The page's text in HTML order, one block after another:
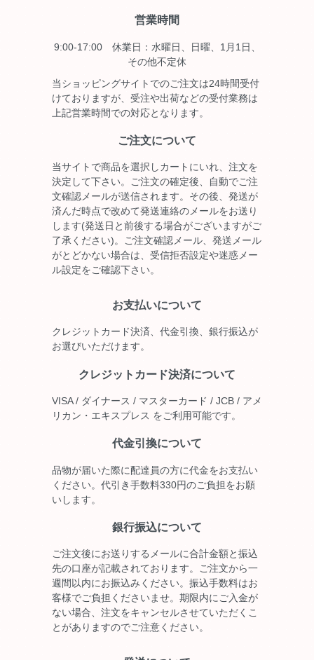
営業時間
9:00-17:00 休業日：水曜日、日曜、1月1日、
その他不定休
当ショッピングサイトでのご注文は24時間受付
けておりますが、受注や出荷などの受付業務は
上記営業時間での対応となります。
ご注文について
当サイトで商品を選択しカートにいれ、注文を
決定して下さい。ご注文の確定後、自動でご注
文確認メールが送信されます。その後、発送が
済んだ時点で改めて発送連絡のメールをお送り
します(発送日と前後する場合がございますがご
了承ください)。ご注文確認メール、発送メール
がとどかない場合は、受信拒否設定や迷惑メー
ル設定をご確認下さい。
お支払いについて
クレジットカード決済、代金引換、銀行振込が
お選びいただけます。
クレジットカード決済について
VISA / ダイナース / マスターカード / JCB / アメ
リカン・エキスプレス をご利用可能です。
代金引換について
品物が届いた際に配達員の方に代金をお支払い
ください。代引き手数料330円のご負担をお願
いします。
銀行振込について
ご注文後にお送りするメールに合計金額と振込
先の口座が記載されております。ご注文から一
週間以内にお振込みください。振込手数料はお
客様でご負担くださいませ。期限内にご入金が
ない場合、注文をキャンセルさせていただくこ
とがありますのでご注意ください。